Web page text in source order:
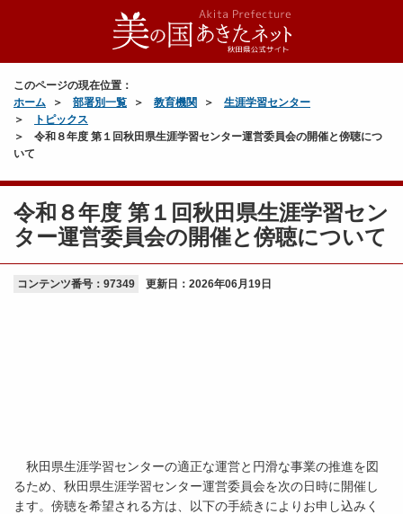
このページの現在位置：
ホーム
部署別一覧 教育機関
生涯学習センター
トピックス
令和８年度 第１回秋田県生涯学習センター運営委員会の開催と傍聴につ
いて
令和８年度 第１回秋田県生涯学習セン
ター運営委員会の開催と傍聴について
コンテンツ番号：97349 更新日： 2026年06月19日
秋田県生涯学習センターの適正な運営と円滑な事業の推進を図
るため、秋田県生涯学習センター運営委員会を次の日時に開催し
ます。傍聴を希望される方は、以下の手続きによりお申し込みく